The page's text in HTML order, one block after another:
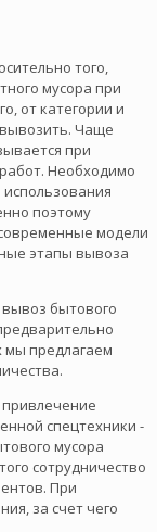
того,
мусора при
от категории и
Чаще
при
Необходимо
поэтому
модели
этапы вывоза
бытового
мы предлагаем
спецтехники -
мусора
сотрудничество
При
за счет чего